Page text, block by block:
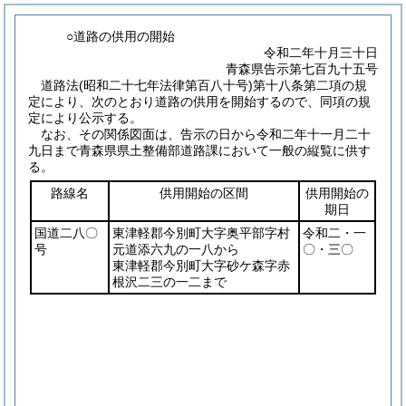
○道路の供用の開始
令和二年十月三十日
青森県告示第七百九十五号
道路法(昭和二十七年法律第百八十号)第十八条第二項の規
定により、次のとおり道路の供用を開始するので、同項の規
定により公示する。
なお、その関係図面は、告示の日から令和二年十一月二十
九日まで青森県県土整備部道路課において一般の縦覧に供す
る。
路線名
供用開始の区間
供用開始の
期日
国道二八〇
号
東津軽郡今別町大字奥平部字村
元道添六九の一八から
東津軽郡今別町大字砂ケ森字赤
根沢二三の一二まで
令和二・一
〇・三〇